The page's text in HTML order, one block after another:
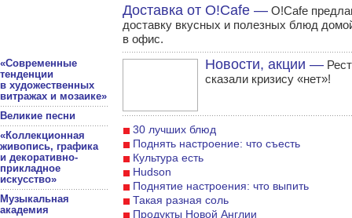
«Современные
тенденции
в художественных
витражах и мозаике»
Великие песни
«Коллекционная
живопись, графика
и декоративно-
прикладное
искусство»
Музыкальная
академия
Доставка от O!Cafe — O!Cafe
доставку вкусных и полезных блюд
в офис.
Новости, акции —
сказали кризису «нет»!
30 лучших блюд
Поднять настроение: что съесть
Культура есть
Hudson
Поднятие настроения: что выпить
Такая разная соль
Продукты Новой Англии